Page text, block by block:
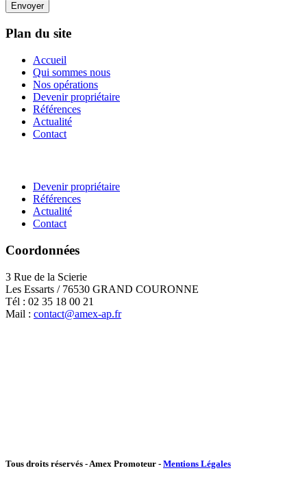
Envoyer
Plan du site
Accueil
Qui sommes nous
Nos opérations
Devenir propriétaire
Références
Actualité
Contact
Devenir propriétaire
Références
Actualité
Contact
Coordonnées
3 Rue de la Scierie
Les Essarts / 76530 GRAND COURONNE
Tél : 02 35 18 00 21
Mail : contact@amex-ap.fr
Tous droits réservés - Amex Promoteur - Mentions Légales